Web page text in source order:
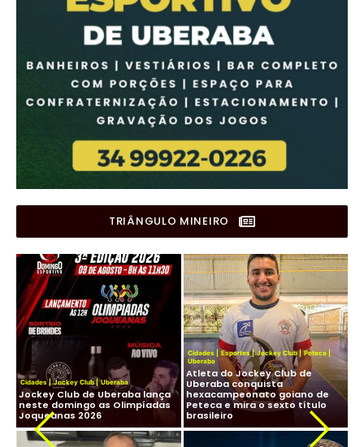
TRIÂNGULO MINEIRO
Cidades| Jockey Club| Uberaba
Jockey Club de Uberaba lança
neste domingo as Olimpíadas
Joqueanas 2026
Cidades| Esportes| Jockey Club| Peteca|
Uberaba
Atleta do Jockey Club de
Uberaba conquista
hexacampeonato goiano de
Peteca e mira o sexto título
brasileiro